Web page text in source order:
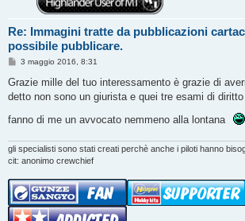
Re: Immagini tratte da pubblicazioni
possibile pubblicare.
M
s
a
g
3 maggio 2016, 8:31
Grazie mille del tuo interessamento è grazie di
detto non sono un giurista e quei tre esami di
fanno di me un avvocato nemmeno alla lontana
gli specialisti sono stati creati perchè anche i piloti hanno
cit: anonimo crewchief